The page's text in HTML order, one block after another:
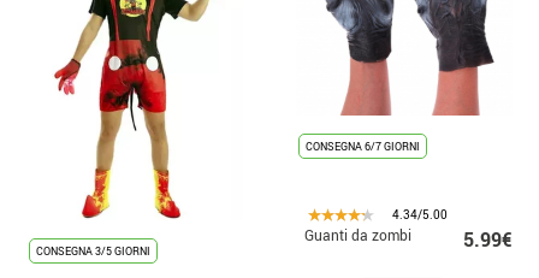
CONSEGNA 3/5 GIORNI
CONSEGNA 6/7 GIORNI
4.34/5.00
Guanti da zombi 5.99€